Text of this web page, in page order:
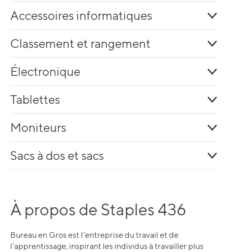
Accessoires informatiques
Classement et rangement
Électronique
Tablettes
Moniteurs
Sacs à dos et sacs
À propos de Staples 436
Bureau en Gros est l’entreprise du travail et de
l’apprentissage, inspirant les individus à travailler plus